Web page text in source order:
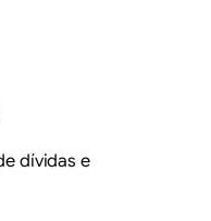
dívidas e